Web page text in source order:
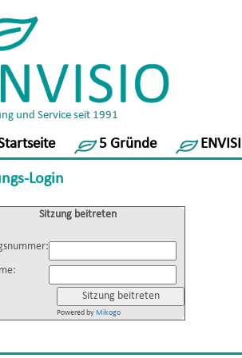
und Service seit 1991
5 Gründe
Login
Sitzung beitreten
Powered byMikogo